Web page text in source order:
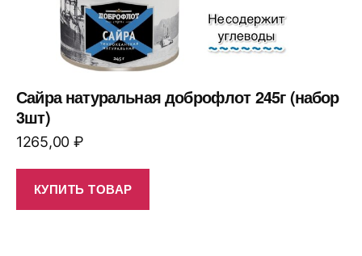
Сайра натуральная доброфлот 245г (набор
3шт)
1265,00 ₽
КУПИТЬ ТОВАР